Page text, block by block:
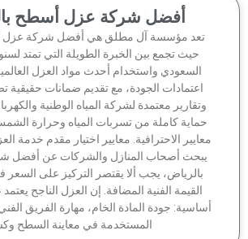
أفضل شركة عزل أسطح
تعد مؤسسة آل مطلق هي أفضل شركة عزل أسطح
حيث تجمع بين الخبرة الطويلة التي تمتد لسنوات في
السعودي واستخدام أحدث مواد العزل العالمية
وتقارير معتمدة لشركة المياه الوطنية والكهرباء، مما
حماية كاملة من تسربات المياه وحرارة الشمس
الاحترافية. معايير اختيار مقدم خدمة العزل
يبحث أصحاب المنازل والشركات عن أفضل شركة
بالرياض، يجب ألا يقتصر التركيز على السعر فحسب،
القيمة الفنية المضافة. إن العزل الناجح يعتمد على
جودة المادة الخام، مهارة الفريق الفني المنفذ،
المستخدمة في معاينة السطح وكشف